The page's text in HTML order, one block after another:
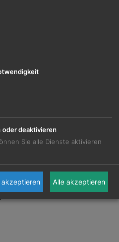
und Tourismus zu
wir intensiv an einer
(ANJA - Alpenzoo
auch ein
wie auch zukünftige
im
oder deaktivieren
Sie alle Dienste aktivieren
Alle akzeptieren